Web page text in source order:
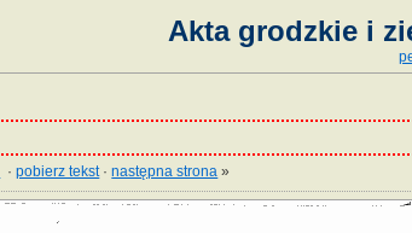
Akta grodzkie i
·pobierz tekst·następna strona »